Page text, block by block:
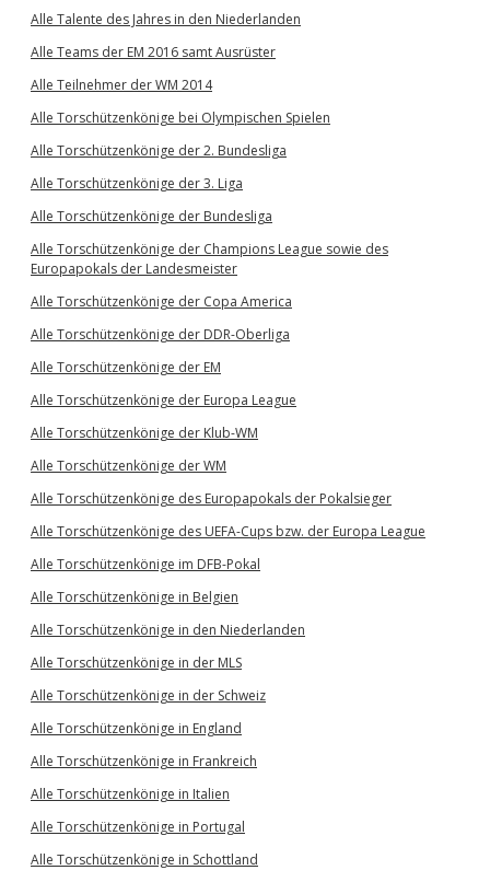
Alle Talente des Jahres in den Niederlanden
Alle Teams der EM 2016 samt Ausrüster
Alle Teilnehmer der WM 2014
Alle Torschützenkönige bei Olympischen Spielen
Alle Torschützenkönige der 2. Bundesliga
Alle Torschützenkönige der 3. Liga
Alle Torschützenkönige der Bundesliga
Alle Torschützenkönige der Champions League sowie des
Europapokals der Landesmeister
Alle Torschützenkönige der Copa America
Alle Torschützenkönige der DDR-Oberliga
Alle Torschützenkönige der EM
Alle Torschützenkönige der Europa League
Alle Torschützenkönige der Klub-WM
Alle Torschützenkönige der WM
Alle Torschützenkönige des Europapokals der Pokalsieger
Alle Torschützenkönige des UEFA-Cups bzw. der Europa League
Alle Torschützenkönige im DFB-Pokal
Alle Torschützenkönige in Belgien
Alle Torschützenkönige in den Niederlanden
Alle Torschützenkönige in der MLS
Alle Torschützenkönige in der Schweiz
Alle Torschützenkönige in England
Alle Torschützenkönige in Frankreich
Alle Torschützenkönige in Italien
Alle Torschützenkönige in Portugal
Alle Torschützenkönige in Schottland